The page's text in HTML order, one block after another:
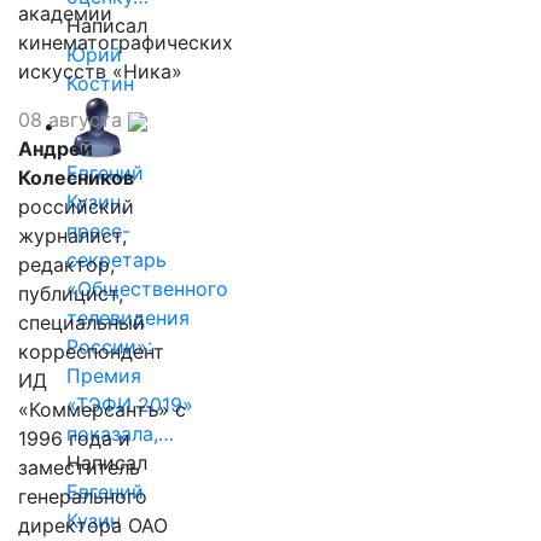
Написал
Юрий
Костин
Евгений
Кузин,
пресс-
секретарь
«Общественного
телевидения
России»:
Премия
«ТЭФИ 2019»
показала,…
Написал
Евгений
Кузин
академии
кинематографических
искусств «Ника»
08 августа
Андрей
Колесников
российский
журналист,
редактор,
публицист,
специальный
корреспондент
ИД
«Коммерсантъ» с
1996 года и
заместитель
генерального
директора ОАО